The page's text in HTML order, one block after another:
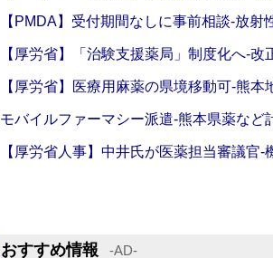
【PMDA】受付期間なしに事前相談‐放射
【厚労省】「治験支援薬局」制度化へ‐
【厚労省】医療用麻薬の県境移動可‐熊本
モバイルファーマシー派遣‐熊本県薬な
【厚労省人事】中井氏が医薬担当審議官‐
おすすめ情報 ‐AD‐